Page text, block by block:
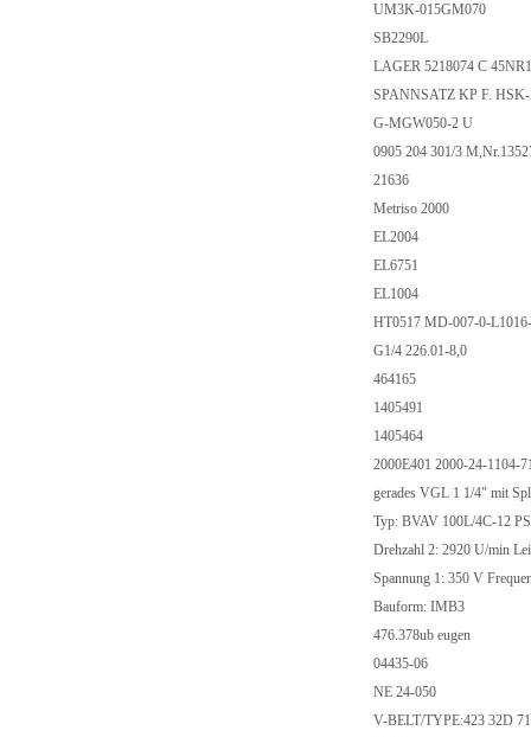
UM3K-015GM070
SB2290L
LAGER 5218074 C
SPANNSATZ KP F.
G-MGW050-2 U
0905 204 301/3
21636
Metriso 2000
EL2004
EL6751
EL1004
HT0517 MD-007-0-
G1/4 226.01-8,0
464165
1405491
1405464
2000E401 2000-24-1104-
gerades VGL 1 1/4" mit
Typ: BVAV 100L/4C-12
Drehzahl 2: 2920 U/min
Spannung 1: 350 V
Bauform: IMB3
476.378ub eugen
04435-06
NE 24-050
V-BELT/TYPE:423 32D